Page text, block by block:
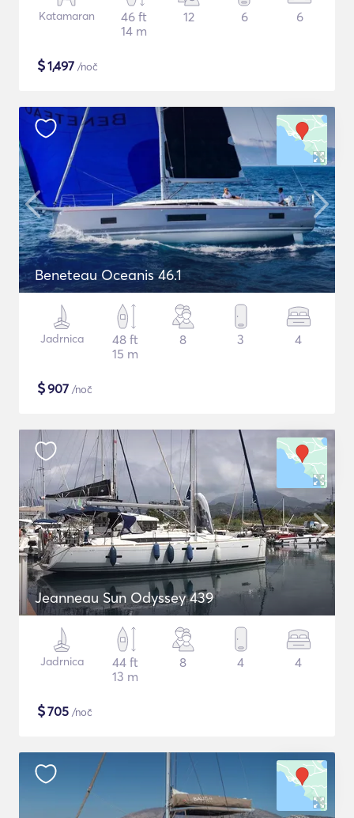
Katamaran
46 ft
14 m
12 6 6
$1,497 /noč
Beneteau Oceanis 46.1
Jadrnica
48 ft
15 m
8 3 4
$907 /noč
Jeanneau Sun Odyssey 439
Jadrnica
44 ft
13 m
8 4 4
$705 /noč